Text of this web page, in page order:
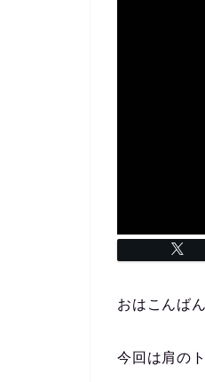
おはこんば
今回は肩の